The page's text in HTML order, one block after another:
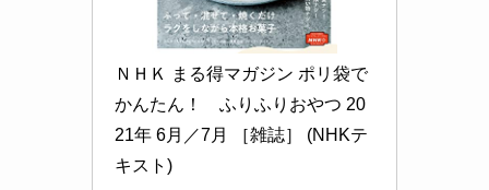
ＮＨＫ まる得マガジン ポリ袋で
かんたん！　ふりふりおやつ 20
21年 6月／7月 ［雑誌］ (NHKテ
キスト)